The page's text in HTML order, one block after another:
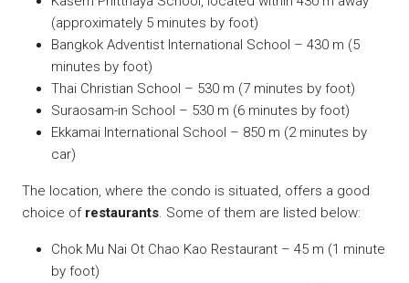
(approximately 5 minutes by foot)
Bangkok Adventist International School – 430 m (5
minutes by foot)
Thai Christian School – 530 m (7 minutes by foot)
Suraosam-in School – 530 m (6 minutes by foot)
Ekkamai International School – 850 m (2 minutes by
car)
The location, where the condo is situated, offers a good
choice of restaurants. Some of them are listed below:
Chok Mu Nai Ot Chao Kao Restaurant – 45 m (1 minute
by foot)